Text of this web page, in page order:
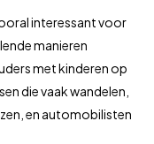
interessant voor
manieren
met kinderen op
die vaak wandelen,
en automobilisten